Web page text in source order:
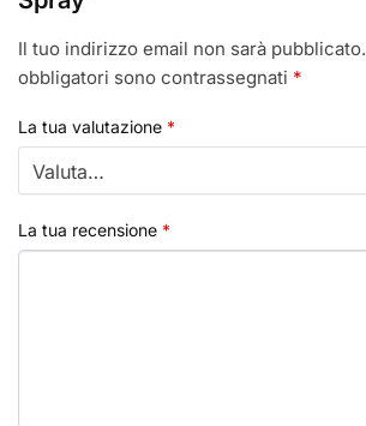
Il tuo indirizzo email non sarà pubblicato.
obbligatori sono contrassegnati *
La tua valutazione *
La tua recensione *